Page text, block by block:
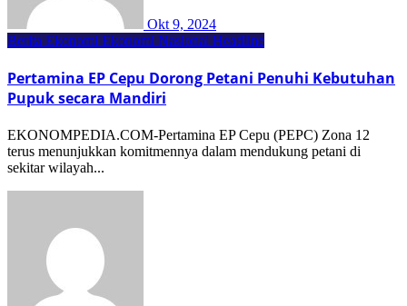
Okt 9, 2024
Berita Ekonomi Ekonomi Nasional Headline
Pertamina EP Cepu Dorong Petani Penuhi Kebutuhan
Pupuk secara Mandiri
EKONOMPEDIA.COM-Pertamina EP Cepu (PEPC) Zona 12
terus menunjukkan komitmennya dalam mendukung petani di
sekitar wilayah...